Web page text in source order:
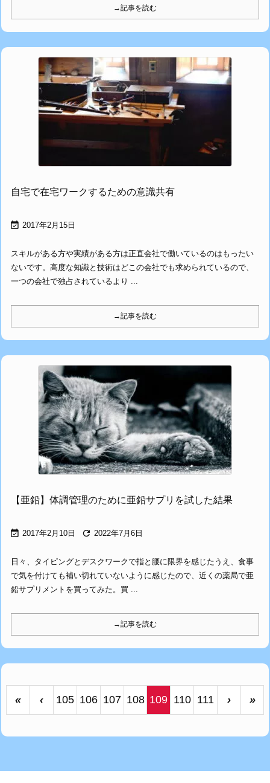
→記事を読む
自宅で在宅ワークするための意識共有
 2017年2月15日
スキルがある方や実績がある方は正直会社で働いているのはもったい
ないです。高度な知識と技術はどこの会社でも求められているので、
一つの会社で独占されているより ...
→記事を読む
【亜鉛】体調管理のために亜鉛サプリを試した結果
 2017年2月10日  2022年7月6日
日々、タイピングとデスクワークで指と腰に限界を感じたうえ、食事
で気を付けても補い切れていないように感じたので、近くの薬局で亜
鉛サプリメントを買ってみた。買 ...
→記事を読む
« ‹ 105 106 107 108 109 110 111 › »